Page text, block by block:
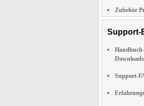
Zubehör
Support-
Downloads
Support-